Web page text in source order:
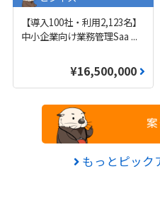
【導入100社・利用2,123名】
中小企業向け業務管理Saa ...
¥16,500,000
もっとピック